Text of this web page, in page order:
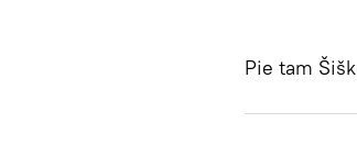
​Pie tam